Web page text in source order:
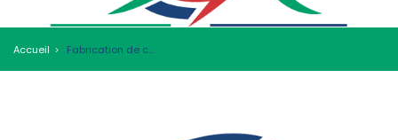
Accueil Fabrication de charpentes et d'autres menuiseries